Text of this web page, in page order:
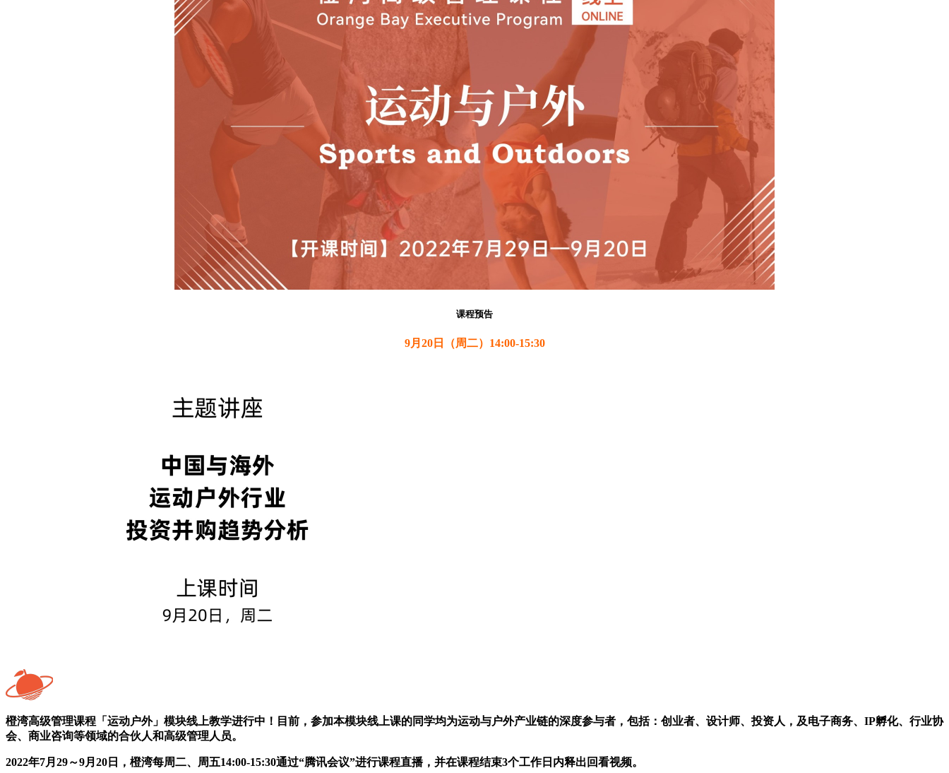
课程预告
9月20日（周二）14:00-15:30
橙湾高级管理课程「运动户外」模块线上教学进行中！目前，参加本模块线上课的同学均为运动与户外产业链的深度参与者，包括：创业者、设计师、投资人，及电子商务、IP孵化、行业协
会、商业咨询等领域的合伙人和高级管理人员。
2022年7月29～9月20日，橙湾每周二、周五14:00-15:30通过“腾讯会议”进行课程直播，并在课程结束3个工作日内释出回看视频。